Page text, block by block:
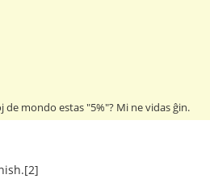
mondo estas "5%"? Mi ne vidas ĝin.